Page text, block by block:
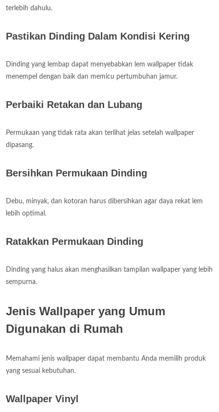
terlebih dahulu.
Pastikan Dinding Dalam Kondisi Kering
Dinding yang lembap dapat menyebabkan lem wallpaper tidak
menempel dengan baik dan memicu pertumbuhan jamur.
Perbaiki Retakan dan Lubang
Permukaan yang tidak rata akan terlihat jelas setelah wallpaper
dipasang.
Bersihkan Permukaan Dinding
Debu, minyak, dan kotoran harus dibersihkan agar daya rekat lem
lebih optimal.
Ratakkan Permukaan Dinding
Dinding yang halus akan menghasilkan tampilan wallpaper yang lebih
sempurna.
Jenis Wallpaper yang Umum
Digunakan di Rumah
Memahami jenis wallpaper dapat membantu Anda memilih produk
yang sesuai kebutuhan.
Wallpaper Vinyl